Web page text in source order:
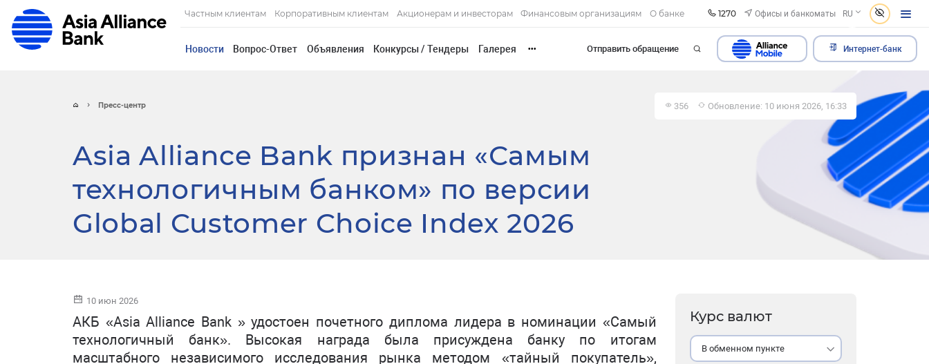
Частным клиентам Корпоративным клиентам Акционерам и инвесторам Финансовым организациям О банке 1270 Офисы и банкоматы RU
Новости Вопрос-Ответ Объявления Конкурсы / Тендеры Галерея ••• Отправить обращение Интернет-банк
Пресс-центр 356 Обновление: 10 июня 2026, 16:33
Asia Alliance Bank признан «Самым
технологичным банком» по версии
Global Customer Choice Index 2026
10 июн 2026
АКБ «Asia Alliance Bank » удостоен почетного диплома лидера в номинации «Самый
технологичный банк». Высокая награда была присуждена банку по итогам
масштабного независимого исследования рынка методом «тайный покупатель»,
Курс валют
В обменном пункте